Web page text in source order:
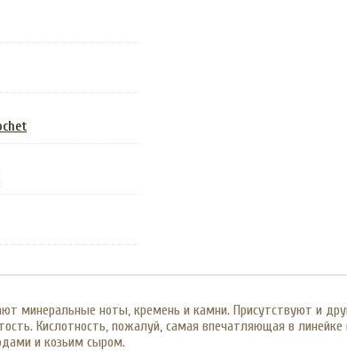
минеральные ноты, кремень и камни. Присутствуют и
Кислотность, пожалуй, самая впечатляющая в
и козьим сыром.